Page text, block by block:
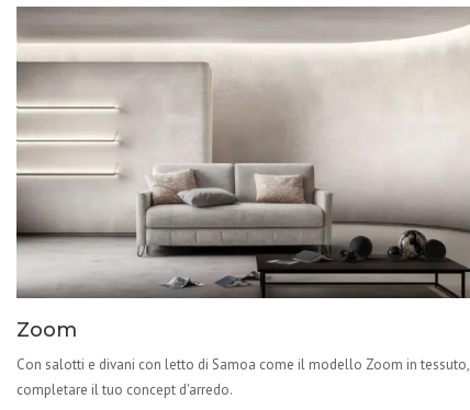
Zoom
Con salotti e divani con letto di Samoa come il modello Zoom in
completare il tuo concept d'arredo.